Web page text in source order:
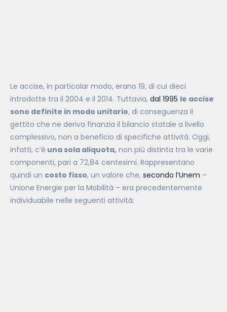
Le accise, in particolar modo, erano 19, di cui dieci
introdotte tra il 2004 e il 2014. Tuttavia, dal 1995 le accise
sono definite in modo unitario, di conseguenza il
gettito che ne deriva finanzia il bilancio statale a livello
complessivo, non a beneficio di specifiche attività. Oggi,
infatti, c’è una sola aliquota, non più distinta tra le varie
componenti, pari a 72,84 centesimi. Rappresentano
quindi un costo fisso, un valore che, secondo l’Unem –
Unione Energie per la Mobilità – era precedentemente
individuabile nelle seguenti attività: